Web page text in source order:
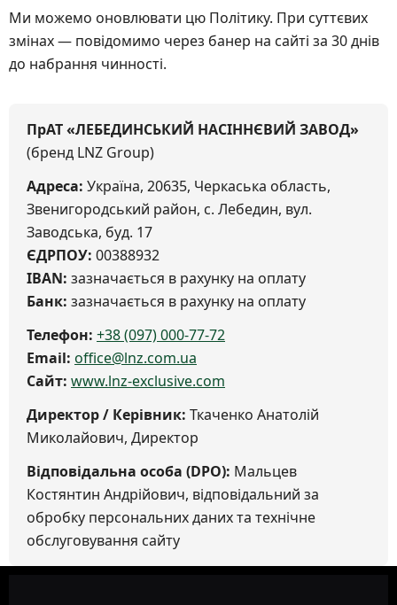
Ми можемо оновлювати цю Політику. При суттєвих
змінах — повідомимо через банер на сайті за 30 днів
до набрання чинності.
ПрАТ «ЛЕБЕДИНСЬКИЙ НАСІННЄВИЙ ЗАВОД»
(бренд LNZ Group)
Адреса: Україна, 20635, Черкаська область,
Звенигородський район, с. Лебедин, вул.
Заводська, буд. 17
ЄДРПОУ: 00388932
IBAN: зазначається в рахунку на оплату
Банк: зазначається в рахунку на оплату
Телефон: +38 (097) 000-77-72
Email: office@lnz.com.ua
Сайт: www.lnz-exclusive.com
Директор / Керівник: Ткаченко Анатолій
Миколайович, Директор
Відповідальна особа (DPO): Мальцев
Костянтин Андрійович, відповідальний за
обробку персональних даних та технічне
обслуговування сайту